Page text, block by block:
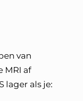
van
MRI af
lager als je: